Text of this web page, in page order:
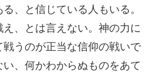
、と信じている人もいる。
、とは言えない。神の力に
うのが正当な信仰の戦いで
、何かわからぬものをあて